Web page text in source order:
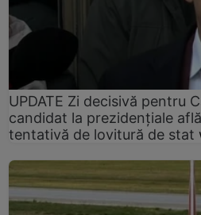
UPDATE Zi decisivă pentru
candidat la prezidențiale
tentativă de lovitură de stat